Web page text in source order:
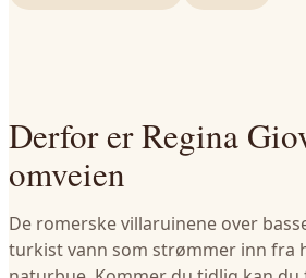
Derfor er Regina
omveien
De romerske villaruinene over
turkist vann som strømmer inn fra